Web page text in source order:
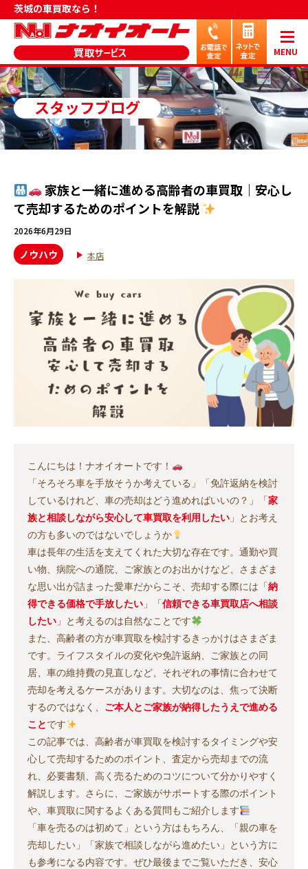
茨城の車買取なら！
MENU
スタッフブログ
家族と一緒に進める高齢者の車買取｜安心し
て売却するためのポイントを解説
2026年6月29日
ノウハウ 本店
こんにちは！ナオイオートです！
「そろそろ車を手放そうか考えている」「免許返納を検討
しているけれど、車の売却はどう進めればいいの？」「家
族と相談しながら安心して車買取を利用したい 」とお考え
の方も多いのではないでしょうか
車は長年の生活を支えてくれた大切な存在です。通勤や買
い物、病院への通院、ご家族とのお出かけなど、さまざま
な思い出が詰まった愛車だからこそ、売却する際には「納
得できる価格で手放したい 」「信頼できる車買取店へ相談
したい 」と考えるのは自然なことです
また、高齢者の方が車買取を検討するきっかけはさまざま
です。ライフスタイルの変化や免許返納、ご家族との同
居、車の維持費の見直しなど、それぞれの事情に合わせて
売却を考えるケースがあります。大切なのは、焦って決断
するのではなく、 ご本人とご家族が納得したうえで進める
ことです
この記事では、高齢者が車買取を検討するタイミングや安
心して売却するためのポイント、査定から売却までの流
れ、必要書類、高く売るためのコツについて分かりやすく
解説します。さらに、ご家族がサポートする際のポイント
や、車買取に関するよくある質問もご紹介します
「車を売るのは初めて」という方はもちろん、「親の車を
売却したい」「家族で相談しながら進めたい」という方に
も参考になる内容です。ぜひ最後までご覧いただき、安心